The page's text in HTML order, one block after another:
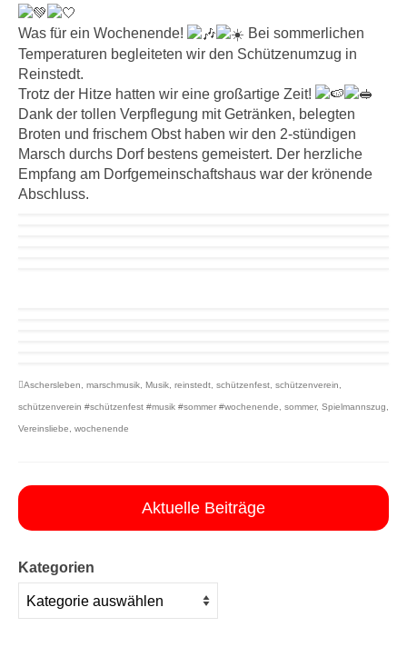
Was für ein Wochenende!
Bei sommerlichen
Temperaturen begleiteten wir den Schützenumzug in
Reinstedt.
Trotz der Hitze hatten wir eine großartige Zeit!
Dank der tollen Verpflegung mit Getränken, belegten
Broten und frischem Obst haben wir den 2-stündigen
Marsch durchs Dorf bestens gemeistert. Der herzliche
Empfang am Dorfgemeinschaftshaus war der krönende
Abschluss.
Aschersleben, marschmusik, Musik, reinstedt, schützenfest, schützenverein,
schützenverein #schützenfest #musik #sommer #wochenende, sommer, Spielmannszug,
Vereinsliebe, wochenende
Aktuelle Beiträge
Kategorien